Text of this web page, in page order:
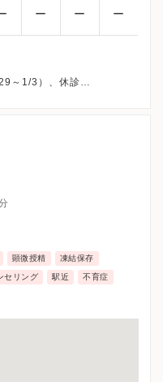
ー ー ー
～1/3）、休診
顕微授精 凍結保存
セリング 駅近 不育症